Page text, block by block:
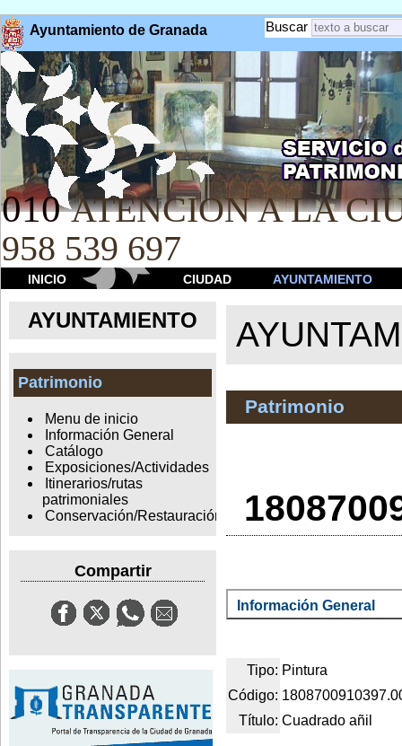
Ayuntamiento de Granada Buscar
010 ATENCION A LA
958 539 697
INICIO CIUDAD AYUNTAMIENTO
AYUNTAMIENTO
Patrimonio
Menu de inicio
Información General
Catálogo
Exposiciones/Actividades
Itinerarios/rutas
patrimoniales
Conservación/Restauración
Compartir
Patrimonio
Información General
Tipo: Pintura
Código:
Título: Cuadrado añil